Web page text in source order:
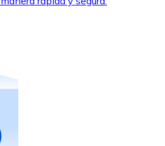
de tus marcas favoritas con
regalo